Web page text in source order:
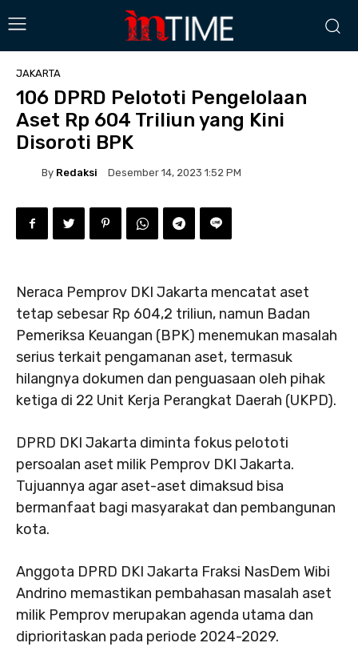
JAKARTA
106 DPRD Pelototi Pengelolaan
Aset Rp 604 Triliun yang Kini
Disoroti BPK
By Redaksi Desember 14, 2023 1:52 PM
Neraca Pemprov DKI Jakarta mencatat aset
tetap sebesar Rp 604,2 triliun, namun Badan
Pemeriksa Keuangan (BPK) menemukan masalah
serius terkait pengamanan aset, termasuk
hilangnya dokumen dan penguasaan oleh pihak
ketiga di 22 Unit Kerja Perangkat Daerah (UKPD).
DPRD DKI Jakarta diminta fokus pelototi
persoalan aset milik Pemprov DKI Jakarta.
Tujuannya agar aset-aset dimaksud bisa
bermanfaat bagi masyarakat dan pembangunan
kota.
Anggota DPRD DKI Jakarta Fraksi NasDem Wibi
Andrino memastikan pembahasan masalah aset
milik Pemprov merupakan agenda utama dan
diprioritaskan pada periode 2024-2029.